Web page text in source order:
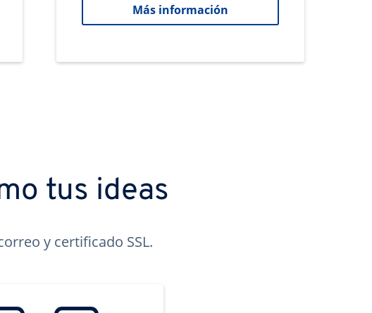
Más información
tus ideas
y certificado SSL.